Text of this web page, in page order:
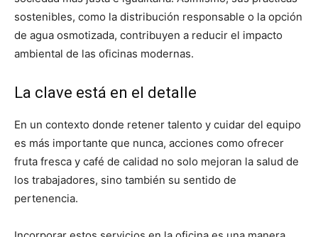
sostenibles, como la distribución responsable o la opción
de agua osmotizada, contribuyen a reducir el impacto
ambiental de las oficinas modernas.
La clave está en el detalle
En un contexto donde retener talento y cuidar del equipo
es más importante que nunca, acciones como ofrecer
fruta fresca y café de calidad no solo mejoran la salud de
los trabajadores, sino también su sentido de
pertenencia.